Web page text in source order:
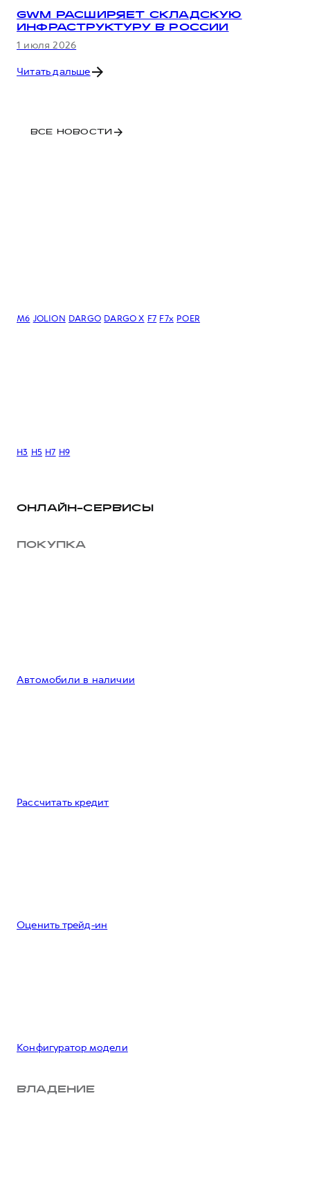
GWM РАСШИРЯЕТ СКЛАДСКУЮ
ИНФРАСТРУКТУРУ В РОССИИ
1 июля 2026
Читать дальше
ВСЕ НОВОСТИ
M6 JOLION DARGO DARGO Х F7 F7x POER
H3 H5 H7 H9
ОНЛАЙН-СЕРВИСЫ
ПОКУПКА
Автомобили в наличии
Рассчитать кредит
Оценить трейд-ин
Конфигуратор модели
ВЛАДЕНИЕ